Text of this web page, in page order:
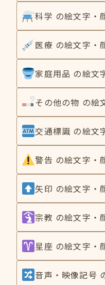
科学 の絵文字・
医療 の絵文字・
家庭用品 の絵文
その他の物 の絵
交通標識 の絵文
警告 の絵文字・
矢印 の絵文字・
宗教 の絵文字・
星座 の絵文字・
音声・映像記号